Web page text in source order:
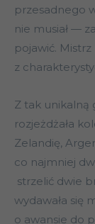
przesadnego
nie musiał —
pojawić.
z
Z tak unikalną
rozjeżdżała
Zelandię,
co najmniej
strzelić dwie
wydawała się
o awansie do